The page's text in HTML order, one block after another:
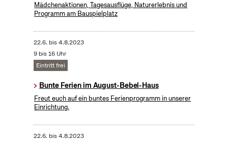
Mädchenaktionen, Tagesausflüge, Naturerlebnis und
Programm am Bauspielplatz
22.6. bis4.8.2023
9 bis 16 Uhr
Eintritt frei
Bunte Ferien im August-Bebel-Haus
Freut euch auf ein buntes Ferienprogramm in unserer
Einrichtung.
22.6. bis4.8.2023